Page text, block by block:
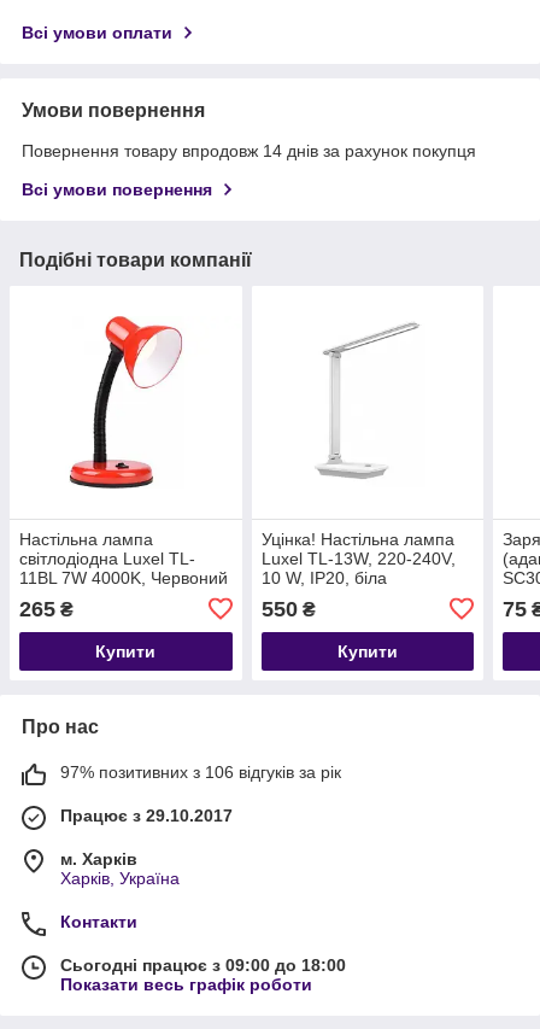
Всі умови оплати
Умови повернення
Повернення товару впродовж 14 днів за рахунок покупця
Всі умови повернення
Подібні товари компанії
Настільна лампа
світлодіодна Luxel TL-
11BL 7W 4000K, Червоний
265 ₴
Купити
Уцінка! Настільна лампа
Luxel TL-13W, 220-240V,
10 W, IP20, біла
550₴
Купити
75
Про нас
97% позитивних з 106 відгуків за рік
Працює з 29.10.2017
м. Харків
Харків, Україна
Контакти
Сьогодні працює з 09:00 до 18:00
Показати весь графік роботи